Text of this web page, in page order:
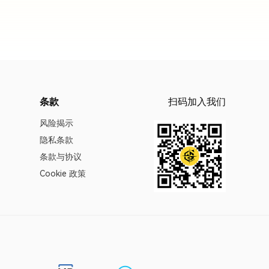
条款
风险揭示
隐私条款
条款与协议
Cookie 政策
扫码加入我们